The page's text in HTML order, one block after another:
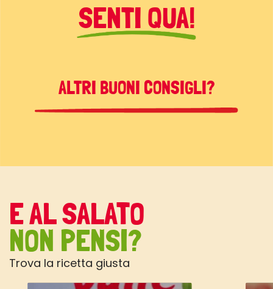
SENTI QUA!
ALTRI BUONI CONSIGLI?
E AL SALATO
NON PENSI?
Trova la ricetta giusta